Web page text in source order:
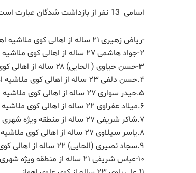
اسامی 13 نفر از بازداشت شدگان عبارت است از :
-ریاض زهیری ۲۱ ساله از اهالی کوى ملاشیه اهواز
۲-جواد هاشمی ۲۷ ساله از اهالی کوى ملاشیه اهواز
۳-حسن حیاوی ( الحایی) ۲۸ ساله از اهالی کوى ملاشیه اهواز
۴.حسن دلفی ۲۳ ساله از اهالی کوى ملاشیه اهواز
۵.حیدر سوارى ۲۷ ساله از اهالی کوى ملاشیه اهواز
۶.میلاد عفراوی ۲۲ ساله از اهالی کوى ملاشیه اهواز
۷.شاکر شریفی ۲۷ ساله از منطقه ویژه شهری عین دو اهواز
۸.یاسر سیلاوی ۲۷ ساله از اهالی کوى ملاشیه اهواز
۹.سجاد نصیرى (الحایی) ۲۲ ساله از اهالی کوى ملاشیه اهواز
۱۰-عباس شریفی ۲۱ ساله از منطقه ویژه شهری عین دو اهواز